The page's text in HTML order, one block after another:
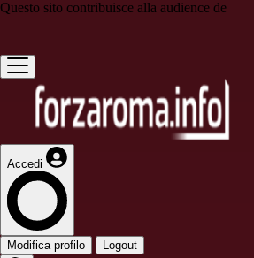
Questo sito contribuisce alla audience de
Accedi
Modifica profilo Logout